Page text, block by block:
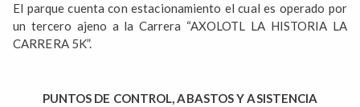
El parque cuenta con estacionamiento el cual es operado por
un tercero ajeno a la Carrera “AXOLOTL LA HISTORIA LA
CARRERA 5K”.
PUNTOS DE CONTROL, ABASTOS Y ASISTENCIA